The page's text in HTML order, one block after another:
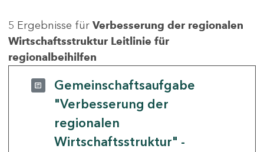
5 Ergebnisse für Verbesserung der regionalen
Wirtschaftsstruktur Leitlinie für
regionalbeihilfen
Gemeinschaftsaufgabe
"Verbesserung der
regionalen
Wirtschaftsstruktur" -